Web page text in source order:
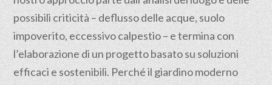
possibili criticità – deflusso delle acque, suolo
impoverito, eccessivo calpestio – e termina con
l’elaborazione di un progetto basato su soluzioni
efficaci e sostenibili. Perché il giardino moderno